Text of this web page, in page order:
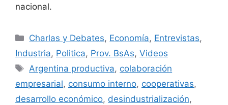
nacional.
Charlas y Debates, Economía, Entrevistas,
Industria, Politica, Prov. BsAs, Videos
Argentina productiva, colaboración
empresarial, consumo interno, cooperativas,
desarrollo económico, desindustrialización,